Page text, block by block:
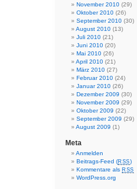
November 2010 (29)
Oktober 2010 (26)
September 2010 (30)
August 2010 (13)
Juli 2010 (21)
Juni 2010 (20)
Mai 2010 (26)
April 2010 (21)
März 2010 (27)
Februar 2010 (24)
Januar 2010 (26)
Dezember 2009 (30)
November 2009 (29)
Oktober 2009 (22)
September 2009 (29)
August 2009 (1)
Meta
Anmelden
Beitrags-Feed (RSS)
Kommentare als RSS
WordPress.org